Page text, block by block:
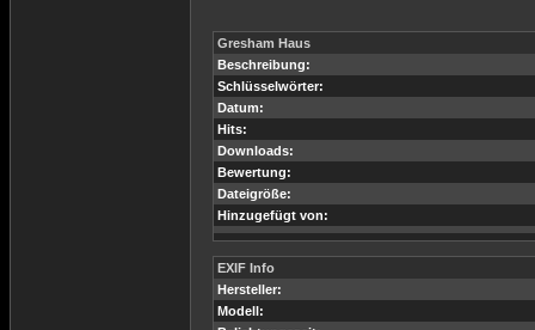
Gresham Haus
Beschreibung:
Schlüsselwörter:
Datum:
Hits:
Downloads:
Bewertung:
Dateigröße:
Hinzugefügt von:
EXIF Info
Hersteller:
Modell: